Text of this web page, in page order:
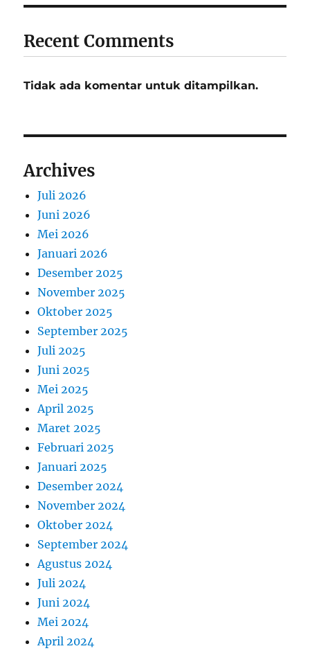
Recent Comments
Tidak ada komentar untuk ditampilkan.
Archives
Juli 2026
Juni 2026
Mei 2026
Januari 2026
Desember 2025
November 2025
Oktober 2025
September 2025
Juli 2025
Juni 2025
Mei 2025
April 2025
Maret 2025
Februari 2025
Januari 2025
Desember 2024
November 2024
Oktober 2024
September 2024
Agustus 2024
Juli 2024
Juni 2024
Mei 2024
April 2024